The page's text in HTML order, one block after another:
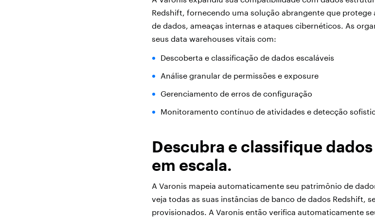
Redshift, fornecendo uma solução abrangente que protege
de dados, ameaças internas e ataques cibernéticos. As
seus data warehouses vitais com:
Descoberta e classificação de dados escaláveis
Análise granular de permissões e exposure
Gerenciamento de erros de configuração
Monitoramento contínuo de atividades e detecção
Descubra e classifique
em escala.
A Varonis mapeia automaticamente seu patrimônio de
veja todas as suas instâncias de banco de dados Redshift,
provisionados. A Varonis então verifica automaticamente